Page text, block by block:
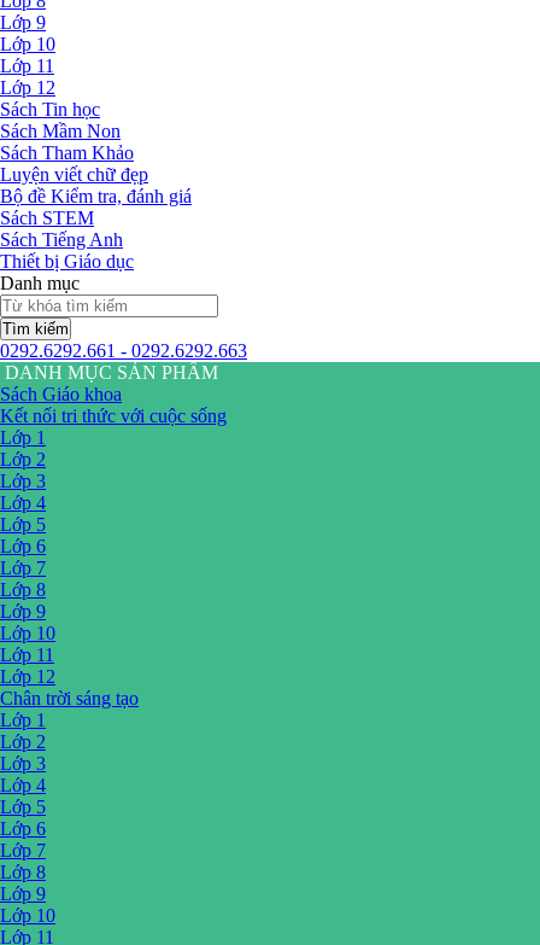
Lớp 9
Lớp 10
Lớp 11
Lớp 12
Sách Tin học
Sách Mầm Non
Sách Tham Khảo
Luyện viết chữ đẹp
Bộ đề Kiểm tra, đánh giá
Sách STEM
Sách Tiếng Anh
Thiết bị Giáo dục
Danh mục
Tìm kiếm
0292.6292.661 - 0292.6292.663
DANH MỤC SẢN PHẨM
Sách Giáo khoa
Kết nối tri thức với cuộc sống
Lớp 1
Lớp 2
Lớp 3
Lớp 4
Lớp 5
Lớp 6
Lớp 7
Lớp 8
Lớp 9
Lớp 10
Lớp 11
Lớp 12
Chân trời sáng tạo
Lớp 1
Lớp 2
Lớp 3
Lớp 4
Lớp 5
Lớp 6
Lớp 7
Lớp 8
Lớp 9
Lớp 10
Lớp 11